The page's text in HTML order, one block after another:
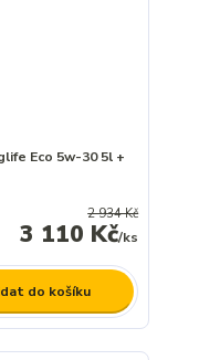
Eco 5w-30 5l +
2 934 Kč
3 110 Kč/ks
do košíku